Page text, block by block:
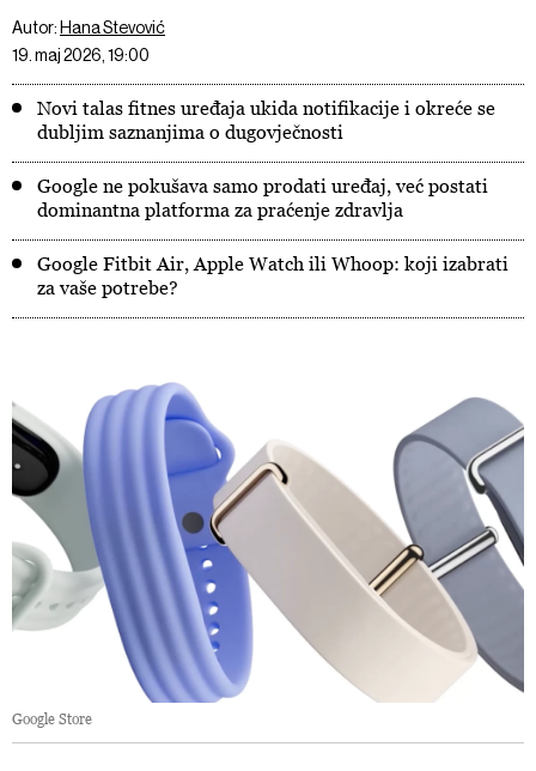
Autor: Hana Stevović
19. maj 2026, 19:00
Novi talas fitnes uređaja ukida notifikacije i okreće se
dubljim saznanjima o dugovječnosti
Google ne pokušava samo prodati uređaj, već postati
dominantna platforma za praćenje zdravlja
Google Fitbit Air, Apple Watch ili Whoop: koji izabrati
za vaše potrebe?
Google Store